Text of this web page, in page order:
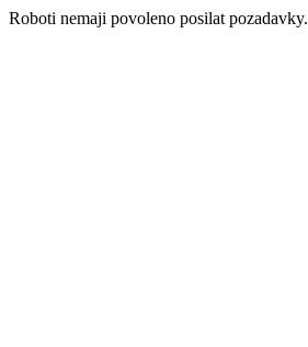
Roboti nemaji povoleno posilat pozadavky.